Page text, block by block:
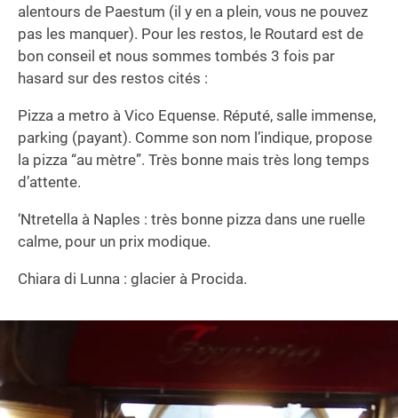
alentours de Paestum (il y en a plein, vous ne pouvez
pas les manquer). Pour les restos, le Routard est de
bon conseil et nous sommes tombés 3 fois par
hasard sur des restos cités :
Pizza a metro à Vico Equense. Réputé, salle immense,
parking (payant). Comme son nom l’indique, propose
la pizza “au mètre”. Très bonne mais très long temps
d’attente.
‘Ntretella à Naples : très bonne pizza dans une ruelle
calme, pour un prix modique.
Chiara di Lunna : glacier à Procida.